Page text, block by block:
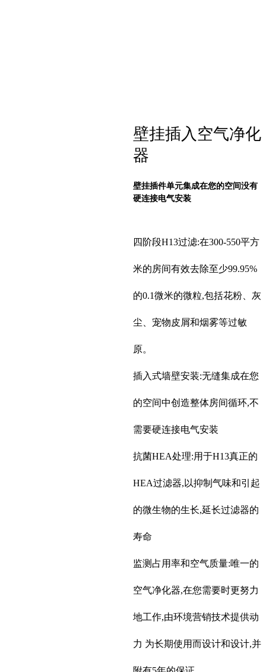
壁挂插入空气净化
器
壁挂插件单元集成在您的空间没有
硬连接电气安装
四阶段H13过滤:在300-550平方
米的房间有效去除至少99.95%
的0.1微米的微粒,包括花粉、灰
尘、宠物皮屑和烟雾等过敏
原。
插入式墙壁安装:无缝集成在您
的空间中创造整体房间循环,不
需要硬连接电气安装
抗菌HEA处理:用于H13真正的
HEA过滤器,以抑制气味和引起
的微生物的生长,延长过滤器的
寿命
监测占用率和空气质量:唯一的
空气净化器,在您需要时更努力
地工作,由环境营销技术提供动
力 为长期使用而设计和设计,并